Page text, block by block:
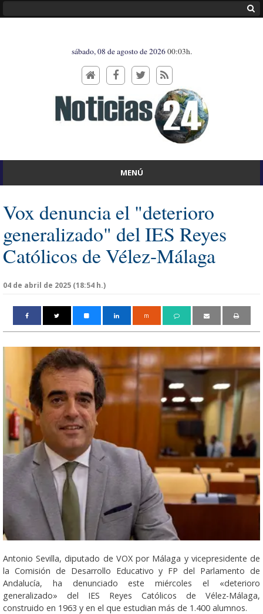
sábado, 08 de agosto de 202600:03h.
MENÚ
Vox denuncia el "deterioro
generalizado" del IES Reyes
Católicos de Vélez-Málaga
04 de abril de 2025 (18:54 h.)
m
Antonio Sevilla, diputado de VOX por Málaga y vicepresidente de
la Comisión de Desarrollo Educativo y FP del Parlamento de
Andalucía, ha denunciado este miércoles el «deterioro
generalizado» del IES Reyes Católicos de Vélez-Málaga,
construido en 1963 y en el que estudian más de 1.400 alumnos.